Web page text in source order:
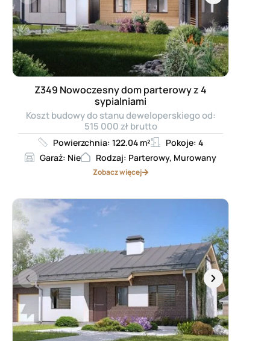
Z349 Nowoczesny dom parterowy z 4
sypialniami
Koszt budowy do stanu deweloperskiego od:
515 000 zł brutto
Powierzchnia: 122.04 m²
Pokoje: 4
Garaż: Nie
Rodzaj: Parterowy, Murowany
Zobacz więcej